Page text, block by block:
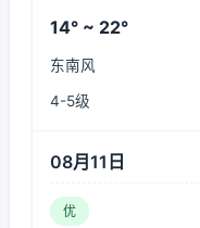
14° ~ 22°
东南风
4-5级
08月11日
优